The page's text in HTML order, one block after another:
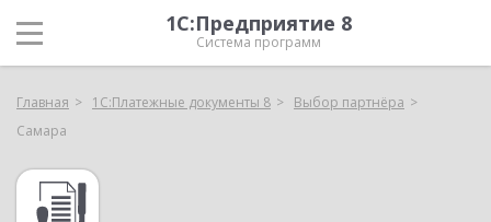
1С:Предприятие 8
Система программ
Главная 1С:Платежные документы 8
Выбор партнёра
Самара